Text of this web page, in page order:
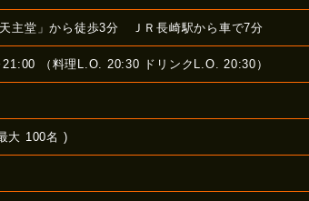
主堂」から徒歩3分 ＪＲ長崎駅から車で7分
（料理L.O. 20:30 ドリンクL.O. 20:30）
大 100名 )